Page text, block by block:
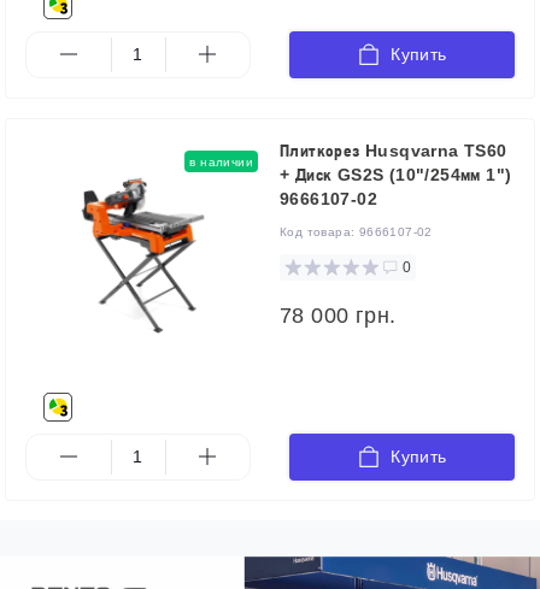
Купить
в наличии
Плиткорез Husqvarna TS60
+ Диск GS2S (10"/254мм 1")
9666107-02
Код товара: 9666107-02
0
78 000 грн.
Купить